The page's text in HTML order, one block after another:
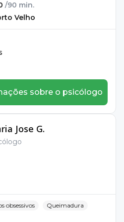
/90 min.
Velho
sobre o psicólogo
Jose G.
obsessivos
Queimadura